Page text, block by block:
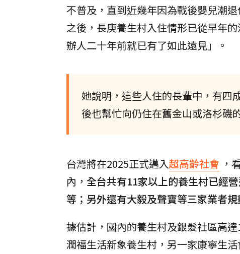
不普及，直到近幾年因為戰後嬰兒潮
之後，長庚養生村入住情形已從早年
辦人二十年前就已有了如此遠見」。
她說明，這些人住的長輩中，有四
後也幫忙向仍住在舊金山或洛杉磯
台灣將在2025正式邁入超高齡社會 ，
內， 全台共有11家以上的養生村已經
等；另外還有大毅及聲寶等三家業者
據估計，國內的養生村及銀髮社區高
潤福生活新象養生村，另一家康寧生